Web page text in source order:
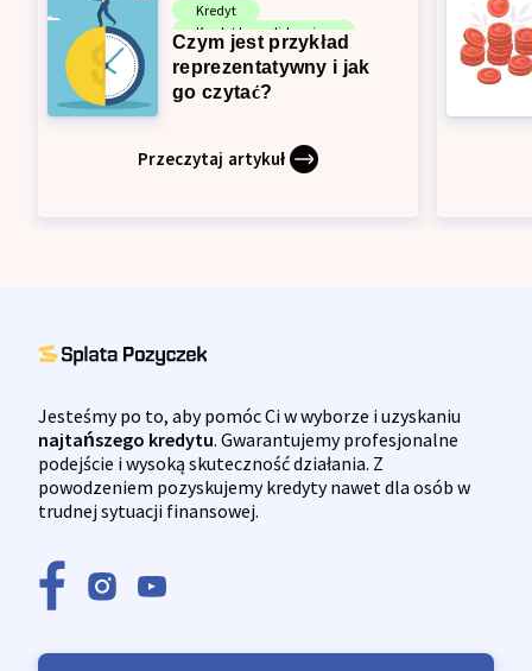
Kredyt
Kredyt konsolidacyjny
Pożyczka
Czym jest przykład
reprezentatywny i jak
go czytać?
Przeczytaj artykuł
Jesteśmy po to, aby pomóc Ci w wyborze i uzyskaniu
najtańszego kredytu. Gwarantujemy profesjonalne
podejście i wysoką skuteczność działania. Z
powodzeniem pozyskujemy kredyty nawet dla osób w
trudnej sytuacji finansowej.